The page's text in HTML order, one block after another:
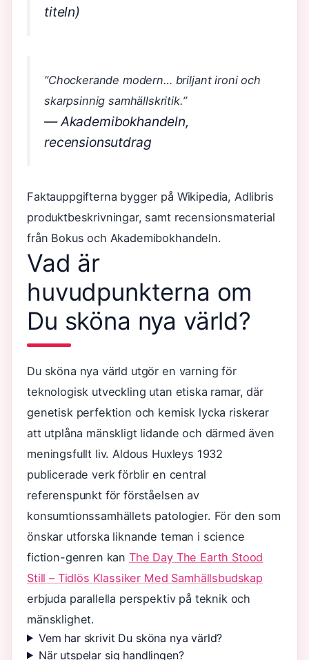
titeln)
”Chockerande modern… briljant ironi och
skarpsinnig samhällskritik.”
— Akademibokhandeln,
recensionsutdrag
Faktauppgifterna bygger på Wikipedia, Adlibris
produktbeskrivningar, samt recensionsmaterial
från Bokus och Akademibokhandeln.
Vad är
huvudpunkterna om
Du sköna nya värld?
Du sköna nya värld utgör en varning för
teknologisk utveckling utan etiska ramar, där
genetisk perfektion och kemisk lycka riskerar
att utplåna mänskligt lidande och därmed även
meningsfullt liv. Aldous Huxleys 1932
publicerade verk förblir en central
referenspunkt för förståelsen av
konsumtionssamhällets patologier. För den som
önskar utforska liknande teman i science
fiction-genren kan The Day The Earth Stood
Still – Tidlös Klassiker Med Samhällsbudskap
erbjuda parallella perspektiv på teknik och
mänsklighet.
Vem har skrivit Du sköna nya värld?
När utspelar sig handlingen?